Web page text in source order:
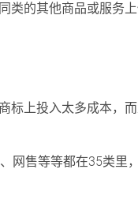
类的其他商品或服务
标上投入太多成本，
网售等等都在35类里